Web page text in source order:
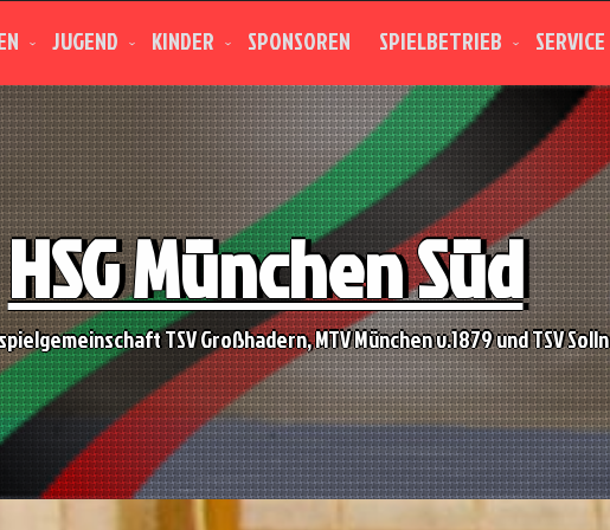
JUGEND KINDER SPONSOREN SPIELBETRIEB SERVICE
HSG München Süd
TSV Großhadern, MTV München v.1879 und TSV Solln